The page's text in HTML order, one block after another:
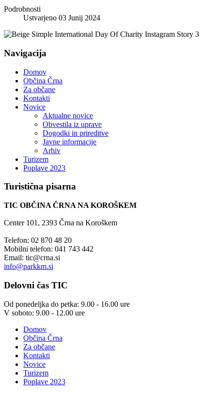
Podrobnosti
Ustvarjeno 03 Junij 2024
Navigacija
Domov
Občina Črna
Za občane
Kontakti
Novice
Aktualne novice
Obvestila iz uprave
Dogodki in prireditve
Javne informacije
Arhiv
Turizem
Poplave 2023
Turistična pisarna
TIC OBČINA ČRNA NA KOROŠKEM
Center 101, 2393 Črna na Koroškem
Telefon: 02 870 48 20
Mobilni telefon: 041 743 442
Email: tic@crna.si
info@parkkm.si
Delovni čas TIC
Od ponedeljka do petka: 9.00 - 16.00 ure
V soboto: 9.00 - 12.00 ure
Domov
Občina Črna
Za občane
Kontakti
Novice
Turizem
Poplave 2023